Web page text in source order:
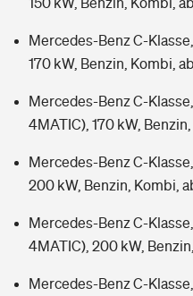
Mercedes-Benz C-
170 kW, Benzin, Kombi,
Mercedes-Benz C-
4MATIC), 170 kW,
Mercedes-Benz C-
200 kW, Benzin, Kombi,
Mercedes-Benz C-
4MATIC), 200 kW,
Mercedes-Benz C-